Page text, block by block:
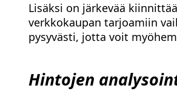
Lisäksi on järkevää
verkkokaupan tarjoamiin
pysyvästi, jotta voit
Hintojen